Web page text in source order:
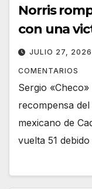
Norris
con una
JULIO 27, 2026
COMENTARIOS
Sergio
recompensa
mexicano de
vuelta 51